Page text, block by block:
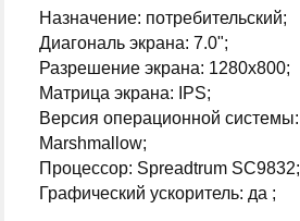
Назначение: потребительский;
Диагональ экрана: 7.0";
Разрешение экрана: 1280x800;
Матрица экрана: IPS;
Версия операционной
Marshmallow;
Процессор: Spreadtrum SC9832;
Графический ускоритель: да ;